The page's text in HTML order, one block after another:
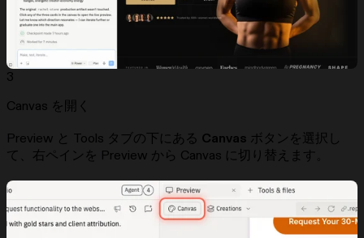
3
Canvas を開く
Preview と Tools タブの下にある Canvas ボタンを選択し
て、右ペインを Preview から Canvas に切り替えます。